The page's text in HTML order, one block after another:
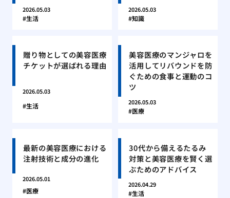
2026.05.03
生活
2026.05.03
知識
贈り物としての美容医療
チケットが選ばれる理由
2026.05.03
生活
美容医療のマンジャロを
活用してリバウンドを防
ぐための食事と運動のコ
ツ
2026.05.03
医療
最新の美容医療における
注射技術と成分の進化
2026.05.01
医療
30代から備えるたるみ
対策と美容医療を賢く選
ぶためのアドバイス
2026.04.29
生活